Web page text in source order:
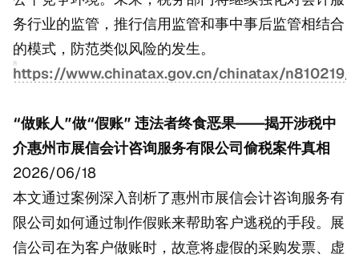
务行业的监管，推行信用监管和事中事后监管相结合
的模式，防范类似风险的发生。
https://www.chinatax.gov.cn/chinatax/
“做账人”做“假账” 违法者终食恶果——揭开涉税中
介惠州市展信会计咨询服务有限公司偷税案件真相
2026/06/18
本文通过案例深入剖析了惠州市展信会计咨询服务有
限公司如何通过制作假账来帮助客户逃税的手段。展
信公司在为客户做账时，故意将虚假的采购发票、虚